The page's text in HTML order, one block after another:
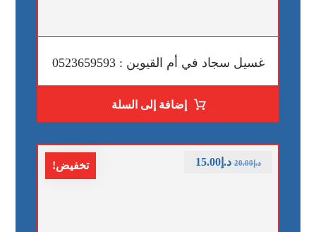
غسيل سجاد في أم القيوين : 0523659593
إضافة إلى السلة
تخفيض! د.إ20.00 د.إ15.00